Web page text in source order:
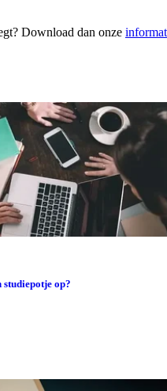
Download dan onze
studiepotje op?